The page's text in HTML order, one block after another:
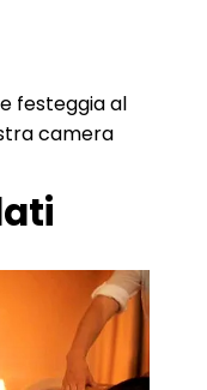
festeggia al
camera